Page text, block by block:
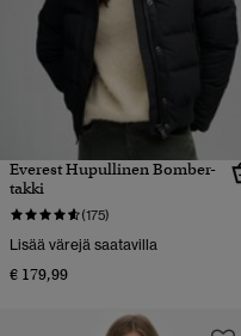
Everest Hupullinen Bomber-
takki
(175)
Lisää värejä saatavilla
€ 179,99